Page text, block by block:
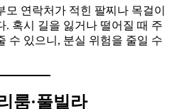
연락처가 적힌 팔찌나 목걸이
. 혹시 길을 잃거나 떨어질 때 주
수 있으니, 분실 위험을 줄일 수
룸·풀빌라